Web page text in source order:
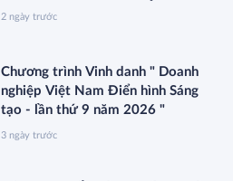
KHÁNH HÒA VÀ RA MẮT SẢN
2 ngày trước
Chương trình Vinh danh " Doanh
nghiệp Việt Nam Điển hình Sáng
tạo - lần thứ 9 năm 2026 "
3 ngày trước